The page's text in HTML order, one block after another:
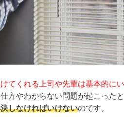
けてくれる上司や先輩は基本的にい
方やわからない問題が起こったと
しなければいけないのです。